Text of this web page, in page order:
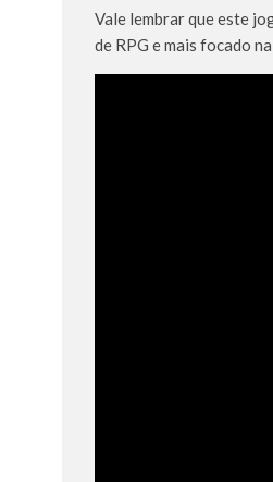
Vale lembrar que este
de RPG e mais focado